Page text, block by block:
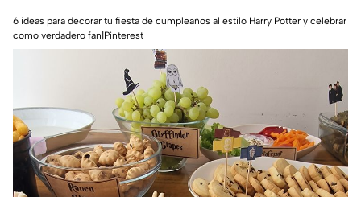
6 ideas para decorar tu fiesta de cumpleaños al estilo Harry Potter y celebrar
como verdadero fan|Pinterest